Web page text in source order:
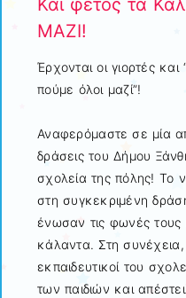
Και φέτος τα
ΜΑΖΙ!
Έρχονται οι γιορτές
πούμε όλοι μαζί”!
Αναφερόμαστε σε μία
δράσεις του Δήμου
σχολεία της πόλης! Το
στη συγκεκριμένη
ένωσαν τις φωνές τους
κάλαντα. Στη συνέχεια,
εκπαιδευτικοί του
των παιδιών και